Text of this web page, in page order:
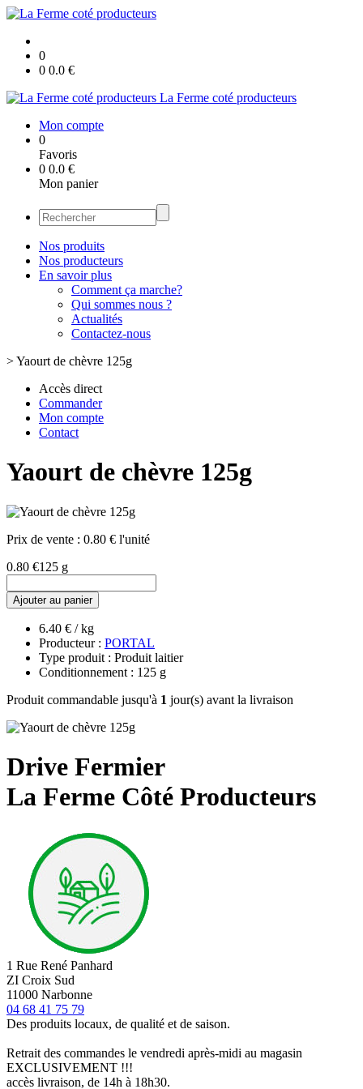
0
0 0.0 €
La Ferme coté producteurs
Mon compte
0
Favoris
0 0.0 €
Mon panier
Nos produits
Nos producteurs
En savoir plus
Comment ça marche?
Qui sommes nous ?
Actualités
Contactez-nous
>Yaourt de chèvre 125g
Accès direct
Commander
Mon compte
Contact
Yaourt de chèvre 125g
Prix de vente : 0.80 € l'unité
0.80 €125 g
Ajouter au panier
6.40 € / kg
Producteur : PORTAL
Type produit : Produit laitier
Conditionnement : 125 g
Produit commandable jusqu'à 1 jour(s) avant la livraison
Drive Fermier
La Ferme Côté Producteurs
1 Rue René Panhard
ZI Croix Sud
11000 Narbonne
04 68 41 75 79
Des produits locaux, de qualité et de saison.
Retrait des commandes le vendredi après-midi au magasin
EXCLUSIVEMENT !!!
accès livraison, de 14h à 18h30.